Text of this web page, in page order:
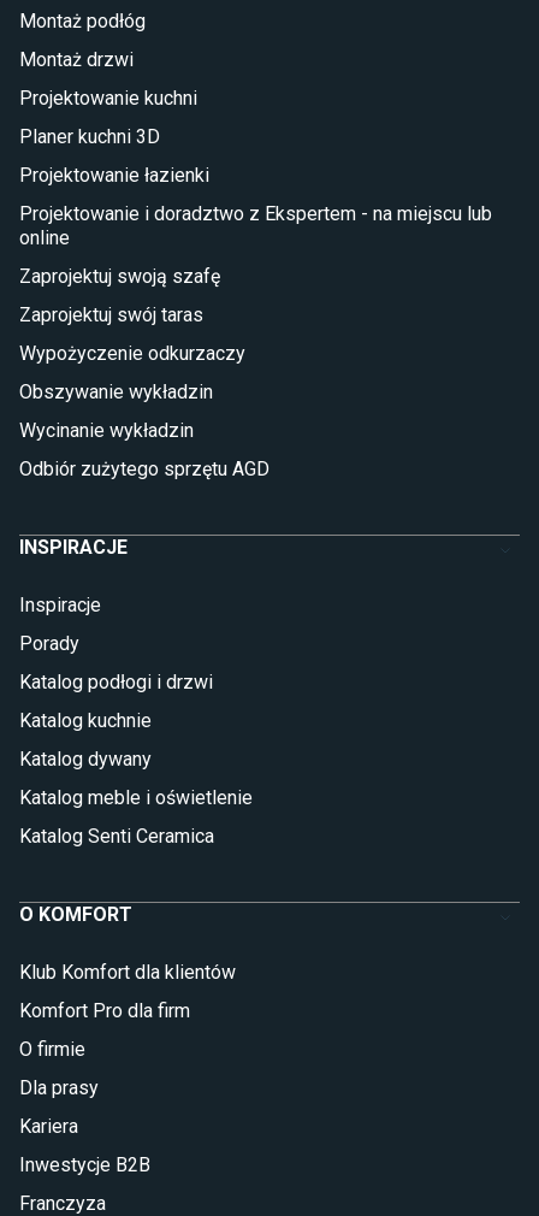
Taras i balkon
Sztuczna trawa miękka
Koce i pledy
Płytki na balkon
Lampy stojące LED
Płytki
Płytki Cersanit
Płytki wielkoformatowe
Glazura
Płytki marmurowe
Montaż podłóg
Montaż drzwi
Projektowanie kuchni
Planer kuchni 3D
Projektowanie łazienki
Projektowanie i doradztwo z Ekspertem - na miejscu lub
online
Zaprojektuj swoją szafę
Zaprojektuj swój taras
Wypożyczenie odkurzaczy
Obszywanie wykładzin
Wycinanie wykładzin
Odbiór zużytego sprzętu AGD
INSPIRACJE
Inspiracje
Porady
Katalog podłogi i drzwi
Katalog kuchnie
Katalog dywany
Katalog meble i oświetlenie
Katalog Senti Ceramica
O KOMFORT
Klub Komfort dla klientów
Komfort Pro dla firm
O firmie
Dla prasy
Kariera
Inwestycje B2B
Franczyza